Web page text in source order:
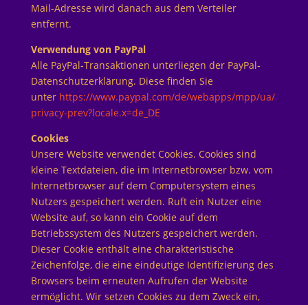
Mail-Adresse wird danach aus dem Verteiler
entfernt.
Verwendung von PayPal
Alle PayPal-Transaktionen unterliegen der PayPal-
Datenschutzerklärung. Diese finden Sie
unter https://www.paypal.com/de/webapps/mpp/ua/
privacy-prev?locale.x=de_DE
Cookies
Unsere Website verwendet Cookies. Cookies sind
kleine Textdateien, die im Internetbrowser bzw. vom
Internetbrowser auf dem Computersystem eines
Nutzers gespeichert werden. Ruft ein Nutzer eine
Website auf, so kann ein Cookie auf dem
Betriebssystem des Nutzers gespeichert werden.
Dieser Cookie enthält eine charakteristische
Zeichenfolge, die eine eindeutige Identifizierung des
Browsers beim erneuten Aufrufen der Website
ermöglicht. Wir setzen Cookies zu dem Zweck ein,